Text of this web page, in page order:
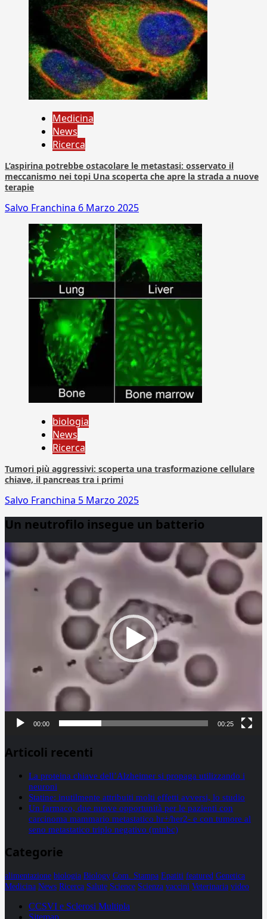
Medicina
News
Ricerca
L’aspirina potrebbe ostacolare le metastasi: osservato il
meccanismo nei topi Una scoperta che apre la strada a nuove
terapie
Salvo Franchina 6 Marzo 2025
biologia
News
Ricerca
Tumori più aggressivi: scoperta una trasformazione cellulare
chiave, il pancreas tra i primi
Salvo Franchina 5 Marzo 2025
Un neutrofilo insegue un batterio
Player
00:00 00:25
Articoli recenti
La proteina chiave dell’Alzheimer si propaga utilizzando i
neuroni
Statine: inutilmente attribuiti molti effetti avversi, lo studio
Un farmaco, due nuove opportunità per le pazienti con
carcinoma mammario metastatico hr+/her2- e con tumore al
seno metastatico triplo negativo (mtnbc)
Categorie
alimentazione biologia Biology Com. Stampa Epatiti featured Genetica
Medicina News Ricerca Salute Science Scienza vaccini Veterinaria video
CCSVI e Sclerosi Multipla
Sitemap